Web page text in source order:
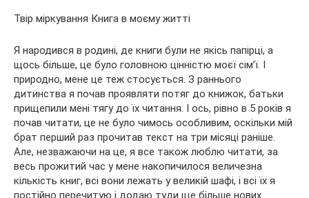
Твір міркування Книга в моєму житті
Я народився в родині, де книги були не якісь папірці, а
щось більше, це було головною цінністю моєї сім’ї. І
природно, мене це теж стосується. З раннього
дитинства я почав проявляти потяг до книжок, батьки
прищепили мені тягу до їх читання. І ось, рівно в 5 років я
почав читати, це не було чимось особливим, оскільки мій
брат перший раз прочитав текст на три місяці раніше.
Але, незважаючи на це, я все також люблю читати, за
весь прожитий час у мене накопичилося величезна
кількість книг, всі вони лежать у великій шафі, і всі їх я
постійно перечитую і додаю туди ще більше нових